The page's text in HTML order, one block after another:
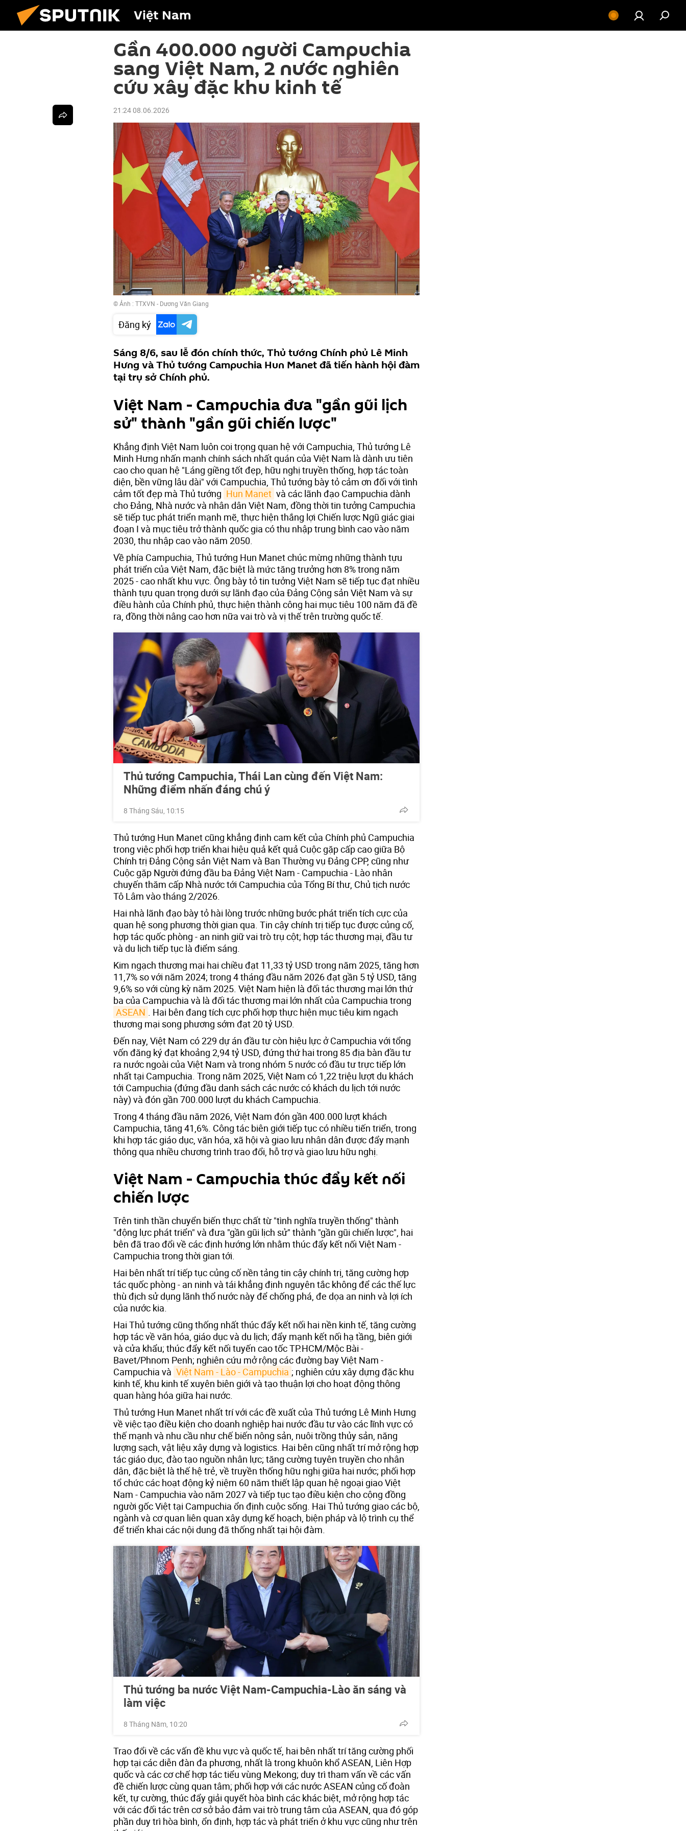
Việt Nam
Gần 400.000 người Campuchia
sang Việt Nam, 2 nước nghiên
cứu xây đặc khu kinh tế
21:24 08.06.2026
© Ảnh : TTXVN - Dương Văn Giang
Đăng ký
Sáng 8/6, sau lễ đón chính thức, Thủ tướng Chính phủ Lê Minh
Hưng và Thủ tướng Campuchia Hun Manet đã tiến hành hội đàm
tại trụ sở Chính phủ.
Việt Nam - Campuchia đưa "gần gũi lịch
sử" thành "gần gũi chiến lược"
Khẳng định Việt Nam luôn coi trọng quan hệ với Campuchia, Thủ tướng Lê
Minh Hưng nhấn mạnh chính sách nhất quán của Việt Nam là dành ưu tiên
cao cho quan hệ "Láng giềng tốt đẹp, hữu nghị truyền thống, hợp tác toàn
diện, bền vững lâu dài" với Campuchia, Thủ tướng bày tỏ cảm ơn đối với tình
cảm tốt đẹp mà Thủ tướng Hun Manet và các lãnh đạo Campuchia dành
cho Đảng, Nhà nước và nhân dân Việt Nam, đồng thời tin tưởng Campuchia
sẽ tiếp tục phát triển mạnh mẽ, thực hiện thắng lợi Chiến lược Ngũ giác giai
đoạn I và mục tiêu trở thành quốc gia có thu nhập trung bình cao vào năm
2030, thu nhập cao vào năm 2050.
Về phía Campuchia, Thủ tướng Hun Manet chúc mừng những thành tựu
phát triển của Việt Nam, đặc biệt là mức tăng trưởng hơn 8% trong năm
2025 - cao nhất khu vực. Ông bày tỏ tin tưởng Việt Nam sẽ tiếp tục đạt nhiều
thành tựu quan trọng dưới sự lãnh đạo của Đảng Cộng sản Việt Nam và sự
điều hành của Chính phủ, thực hiện thành công hai mục tiêu 100 năm đã đề
ra, đồng thời nâng cao hơn nữa vai trò và vị thế trên trường quốc tế.
Thủ tướng Campuchia, Thái Lan cùng đến Việt Nam:
Những điểm nhấn đáng chú ý
8 Tháng Sáu, 10:15
Thủ tướng Hun Manet cũng khẳng định cam kết của Chính phủ Campuchia
trong việc phối hợp triển khai hiệu quả kết quả Cuộc gặp cấp cao giữa Bộ
Chính trị Đảng Cộng sản Việt Nam và Ban Thường vụ Đảng CPP, cũng như
Cuộc gặp Người đứng đầu ba Đảng Việt Nam - Campuchia - Lào nhân
chuyến thăm cấp Nhà nước tới Campuchia của Tổng Bí thư, Chủ tịch nước
Tô Lâm vào tháng 2/2026.
Hai nhà lãnh đạo bày tỏ hài lòng trước những bước phát triển tích cực của
quan hệ song phương thời gian qua. Tin cậy chính trị tiếp tục được củng cố,
hợp tác quốc phòng - an ninh giữ vai trò trụ cột; hợp tác thương mại, đầu tư
và du lịch tiếp tục là điểm sáng.
Kim ngạch thương mại hai chiều đạt 11,33 tỷ USD trong năm 2025, tăng hơn
11,7% so với năm 2024; trong 4 tháng đầu năm 2026 đạt gần 5 tỷ USD, tăng
9,6% so với cùng kỳ năm 2025. Việt Nam hiện là đối tác thương mại lớn thứ
ba của Campuchia và là đối tác thương mại lớn nhất của Campuchia trong
ASEAN
. Hai bên đang tích cực phối hợp thực hiện mục tiêu kim ngạch
thương mại song phương sớm đạt 20 tỷ USD.
Đến nay, Việt Nam có 229 dự án đầu tư còn hiệu lực ở Campuchia với tổng
vốn đăng ký đạt khoảng 2,94 tỷ USD, đứng thứ hai trong 85 địa bàn đầu tư
ra nước ngoài của Việt Nam và trong nhóm 5 nước có đầu tư trực tiếp lớn
nhất tại Campuchia. Trong năm 2025, Việt Nam có 1,22 triệu lượt du khách
tới Campuchia (đứng đầu danh sách các nước có khách du lịch tới nước
này) và đón gần 700.000 lượt du khách Campuchia.
Trong 4 tháng đầu năm 2026, Việt Nam đón gần 400.000 lượt khách
Campuchia, tăng 41,6%. Công tác biên giới tiếp tục có nhiều tiến triển, trong
khi hợp tác giáo dục, văn hóa, xã hội và giao lưu nhân dân được đẩy mạnh
thông qua nhiều chương trình trao đổi, hỗ trợ và giao lưu hữu nghị.
Việt Nam - Campuchia thúc đẩy kết nối
chiến lược
Trên tinh thần chuyển biến thực chất từ "tình nghĩa truyền thống" thành
"động lực phát triển" và đưa "gần gũi lịch sử" thành "gần gũi chiến lược", hai
bên đã trao đổi về các định hướng lớn nhằm thúc đẩy kết nối Việt Nam -
Campuchia trong thời gian tới.
Hai bên nhất trí tiếp tục củng cố nền tảng tin cậy chính trị, tăng cường hợp
tác quốc phòng - an ninh và tái khẳng định nguyên tắc không để các thế lực
thù địch sử dụng lãnh thổ nước này để chống phá, đe dọa an ninh và lợi ích
của nước kia.
Hai Thủ tướng cũng thống nhất thúc đẩy kết nối hai nền kinh tế, tăng cường
hợp tác về văn hóa, giáo dục và du lịch; đẩy mạnh kết nối hạ tầng, biên giới
và cửa khẩu; thúc đẩy kết nối tuyến cao tốc TP.HCM/Mộc Bài -
Bavet/Phnom Penh; nghiên cứu mở rộng các đường bay Việt Nam -
Campuchia và Việt Nam - Lào - Campuchia ; nghiên cứu xây dựng đặc khu
kinh tế, khu kinh tế xuyên biên giới và tạo thuận lợi cho hoạt động thông
quan hàng hóa giữa hai nước.
Thủ tướng Hun Manet nhất trí với các đề xuất của Thủ tướng Lê Minh Hưng
về việc tạo điều kiện cho doanh nghiệp hai nước đầu tư vào các lĩnh vực có
thế mạnh và nhu cầu như chế biến nông sản, nuôi trồng thủy sản, năng
lượng sạch, vật liệu xây dựng và logistics. Hai bên cũng nhất trí mở rộng hợp
tác giáo dục, đào tạo nguồn nhân lực; tăng cường tuyên truyền cho nhân
dân, đặc biệt là thế hệ trẻ, về truyền thống hữu nghị giữa hai nước; phối hợp
tổ chức các hoạt động kỷ niệm 60 năm thiết lập quan hệ ngoại giao Việt
Nam - Campuchia vào năm 2027 và tiếp tục tạo điều kiện cho cộng đồng
người gốc Việt tại Campuchia ổn định cuộc sống. Hai Thủ tướng giao các bộ,
ngành và cơ quan liên quan xây dựng kế hoạch, biện pháp và lộ trình cụ thể
để triển khai các nội dung đã thống nhất tại hội đàm.
Thủ tướng ba nước Việt Nam-Campuchia-Lào ăn sáng và
làm việc
8 Tháng Năm, 10:20
Trao đổi về các vấn đề khu vực và quốc tế, hai bên nhất trí tăng cường phối
hợp tại các diễn đàn đa phương, nhất là trong khuôn khổ ASEAN, Liên Hợp
quốc và các cơ chế hợp tác tiểu vùng Mekong; duy trì tham vấn về các vấn
đề chiến lược cùng quan tâm; phối hợp với các nước ASEAN củng cố đoàn
kết, tự cường, thúc đẩy giải quyết hòa bình các khác biệt, mở rộng hợp tác
với các đối tác trên cơ sở bảo đảm vai trò trung tâm của ASEAN, qua đó góp
phần duy trì hòa bình, ổn định, hợp tác và phát triển ở khu vực cũng như trên